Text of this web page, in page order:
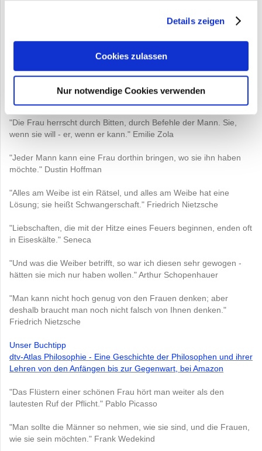
Details zeigen
Cookies zulassen
Nur notwendige Cookies verwenden
"Himmel, was muss das für ein Narr gewesen sein, der das
"Er war Mathematiker, und seine Frau war unberechenbar."
"Er war Chemiker, und seine Frau suchte ständig neue
Verbindungen." Chemikerwitz
"Die Frau herrscht durch Bitten, durch Befehle der Mann. Sie,
wenn sie will - er, wenn er kann." Emilie Zola
"Jeder Mann kann eine Frau dorthin bringen, wo sie ihn haben
möchte." Dustin Hoffman
"Alles am Weibe ist ein Rätsel, und alles am Weibe hat eine
Lösung; sie heißt Schwangerschaft." Friedrich Nietzsche
"Liebschaften, die mit der Hitze eines Feuers beginnen, enden oft
in Eiseskälte." Seneca
"Und was die Weiber betrifft, so war ich diesen sehr gewogen -
hätten sie mich nur haben wollen." Arthur Schopenhauer
"Man kann nicht hoch genug von den Frauen denken; aber
deshalb braucht man noch nicht falsch von Ihnen denken."
Friedrich Nietzsche
Unser Buchtipp
dtv-Atlas Philosophie - Eine Geschichte der Philosophen und ihrer
Lehren von den Anfängen bis zur Gegenwart, bei Amazon
"Das Flüstern einer schönen Frau hört man weiter als den
lautesten Ruf der Pflicht." Pablo Picasso
"Man sollte die Männer so nehmen, wie sie sind, und die Frauen,
wie sie sein möchten." Frank Wedekind